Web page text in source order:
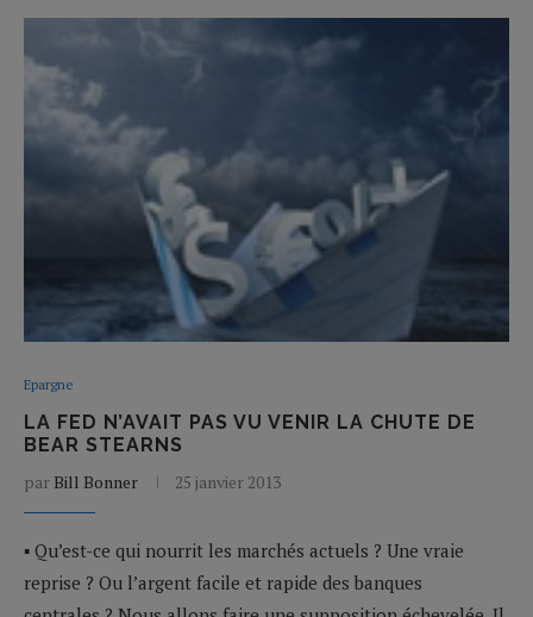
Epargne
LA FED N’AVAIT PAS VU VENIR LA CHUTE DE
BEAR STEARNS
par Bill Bonner 25 janvier 2013
▪ Qu’est-ce qui nourrit les marchés actuels ? Une vraie
reprise ? Ou l’argent facile et rapide des banques